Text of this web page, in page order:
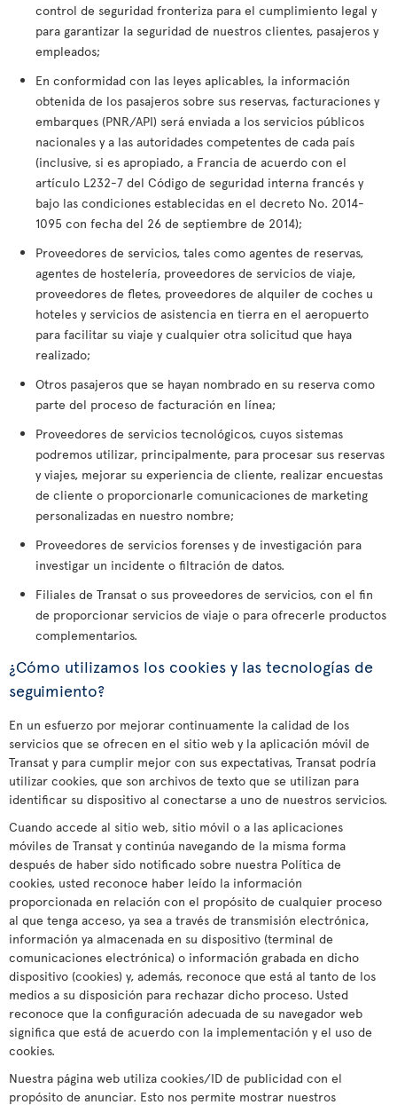
control de seguridad fronteriza para el cumplimiento legal y
para garantizar la seguridad de nuestros clientes, pasajeros y
empleados;
En conformidad con las leyes aplicables, la información
obtenida de los pasajeros sobre sus reservas, facturaciones y
embarques (PNR/API) será enviada a los servicios públicos
nacionales y a las autoridades competentes de cada país
(inclusive, si es apropiado, a Francia de acuerdo con el
artículo L232-7 del Código de seguridad interna francés y
bajo las condiciones establecidas en el decreto No. 2014-
1095 con fecha del 26 de septiembre de 2014);
Proveedores de servicios, tales como agentes de reservas,
agentes de hostelería, proveedores de servicios de viaje,
proveedores de fletes, proveedores de alquiler de coches u
hoteles y servicios de asistencia en tierra en el aeropuerto
para facilitar su viaje y cualquier otra solicitud que haya
realizado;
Otros pasajeros que se hayan nombrado en su reserva como
parte del proceso de facturación en línea;
Proveedores de servicios tecnológicos, cuyos sistemas
podremos utilizar, principalmente, para procesar sus reservas
y viajes, mejorar su experiencia de cliente, realizar encuestas
de cliente o proporcionarle comunicaciones de marketing
personalizadas en nuestro nombre;
Proveedores de servicios forenses y de investigación para
investigar un incidente o filtración de datos.
Filiales de Transat o sus proveedores de servicios, con el fin
de proporcionar servicios de viaje o para ofrecerle productos
complementarios.
¿Cómo utilizamos los cookies y las tecnologías de
seguimiento?
En un esfuerzo por mejorar continuamente la calidad de los
servicios que se ofrecen en el sitio web y la aplicación móvil de
Transat y para cumplir mejor con sus expectativas, Transat podría
utilizar cookies, que son archivos de texto que se utilizan para
identificar su dispositivo al conectarse a uno de nuestros servicios.
Cuando accede al sitio web, sitio móvil o a las aplicaciones
móviles de Transat y continúa navegando de la misma forma
después de haber sido notificado sobre nuestra Política de
cookies, usted reconoce haber leído la información
proporcionada en relación con el propósito de cualquier proceso
al que tenga acceso, ya sea a través de transmisión electrónica,
información ya almacenada en su dispositivo (terminal de
comunicaciones electrónica) o información grabada en dicho
dispositivo (cookies) y, además, reconoce que está al tanto de los
medios a su disposición para rechazar dicho proceso. Usted
reconoce que la configuración adecuada de su navegador web
significa que está de acuerdo con la implementación y el uso de
cookies.
Nuestra página web utiliza cookies/ID de publicidad con el
propósito de anunciar. Esto nos permite mostrar nuestros